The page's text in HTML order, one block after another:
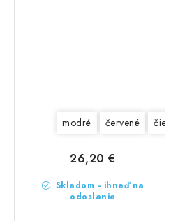
modré červené
Skladom - ihneď na
odoslanie
26,20 €